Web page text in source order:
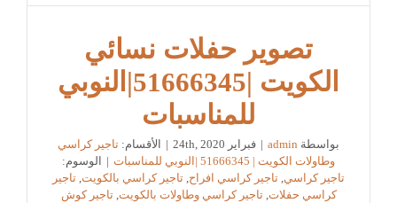
تصوير حفلات نسائي
الكويت |51666345|النوبي
للمناسبات
بواسطة admin
| فبراير 24th, 2020 | الأقسام: تاجير كراسي
وطاولات الكويت | 51666345 |النوبي للمناسبات
|
الوسوم:
تاجير كراسي تاجير كراسي افراح تاجير كراسي بالكويت تاجير
كراسي حفلات ,تاجير كراسي وطاولات بالكويت ,تاجير كوش